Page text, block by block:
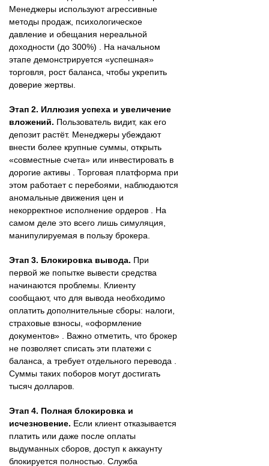
Менеджеры используют агрессивные
методы продаж, психологическое
давление и обещания нереальной
доходности (до 300%) . На начальном
этапе демонстрируется «успешная»
торговля, рост баланса, чтобы укрепить
доверие жертвы.
Этап 2. Иллюзия успеха и увеличение
вложений. Пользователь видит, как его
депозит растёт. Менеджеры убеждают
внести более крупные суммы, открыть
«совместные счета» или инвестировать в
дорогие активы . Торговая платформа при
этом работает с перебоями, наблюдаются
аномальные движения цен и
некорректное исполнение ордеров . На
самом деле это всего лишь симуляция,
манипулируемая в пользу брокера.
Этап 3. Блокировка вывода. При
первой же попытке вывести средства
начинаются проблемы. Клиенту
сообщают, что для вывода необходимо
оплатить дополнительные сборы: налоги,
страховые взносы, «оформление
документов» . Важно отметить, что брокер
не позволяет списать эти платежи с
баланса, а требует отдельного перевода .
Суммы таких поборов могут достигать
тысяч долларов.
Этап 4. Полная блокировка и
исчезновение. Если клиент отказывается
платить или даже после оплаты
выдуманных сборов, доступ к аккаунту
блокируется полностью. Служба